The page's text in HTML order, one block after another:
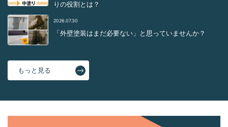
りの役割とは？
2026.07.30
「外壁塗装はまだ必要ない」と思っていませんか？
もっと見る